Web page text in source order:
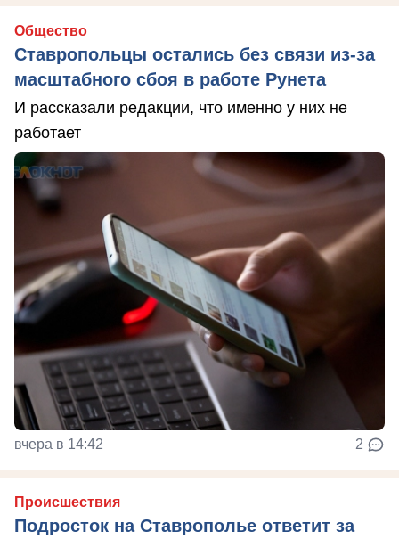
Общество
Ставропольцы остались без связи из-за
масштабного сбоя в работе Рунета
И рассказали редакции, что именно у них не
работает
вчера в 14:42 2
Происшествия
Подросток на Ставрополье ответит за